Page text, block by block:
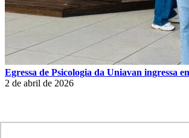
Egressa de Psicologia da Uniavan ingressa
2 de abril de 2026